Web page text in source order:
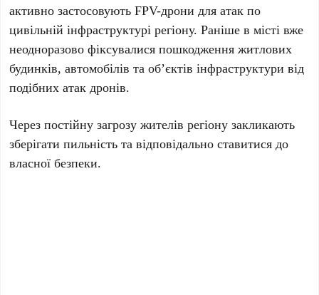
активно застосовують FPV-дрони для атак по
цивільній інфраструктурі регіону. Раніше в місті вже
неодноразово фіксувалися пошкодження житлових
будинків, автомобілів та об’єктів інфраструктури від
подібних атак дронів.
Через постійну загрозу жителів регіону закликають
зберігати пильність та відповідально ставитися до
власної безпеки.